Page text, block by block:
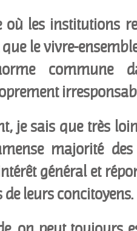
où les institutions
le vivre-
commune
je sais que très
majorité
général et
leurs concitoyens.